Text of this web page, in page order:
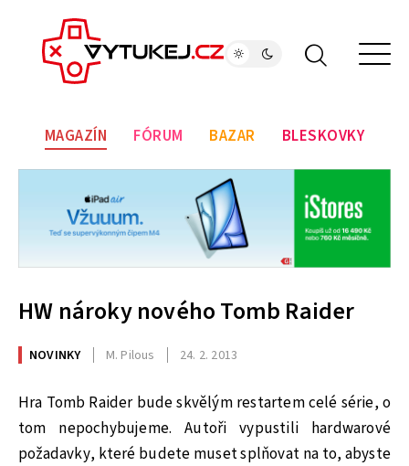
MAGAZÍN FÓRUM BAZAR BLESKOVKY
HW nároky nového Tomb Raider
NOVINKY M. Pilous 24. 2. 2013
Hra Tomb Raider bude skvělým restartem celé série, o
tom nepochybujeme. Autoři vypustili hardwarové
požadavky, které budete muset splňovat na to, abyste